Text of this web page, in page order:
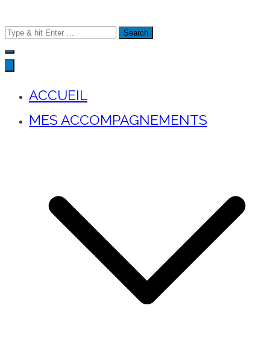
Search
for:
ACCUEIL
MES ACCOMPAGNEMENTS